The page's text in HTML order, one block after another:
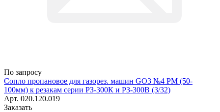
По запросу
Сопло пропановое для газорез. машин GO3 №4 РМ (50-
100мм) к резакам серии РЗ-300К и РЗ-300В (3/32)
Арт. 020.120.019
Заказать